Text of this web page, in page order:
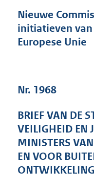
Nieuwe
initiatieven
Europese Unie
Nr. 1968
BRIEF VAN DE
VEILIGHEID EN
MINISTERS
EN VOOR